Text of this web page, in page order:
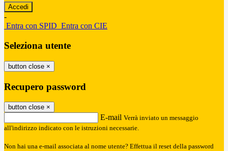
-
Entra con SPID Entra con CIE
Seleziona utente
button close ×
Recupero password
button close ×
E-mail Verrà inviato un messaggio
all'indirizzo indicato con le istruzioni necessarie.
Non hai una e-mail associata al nome utente? Effettua il reset della password